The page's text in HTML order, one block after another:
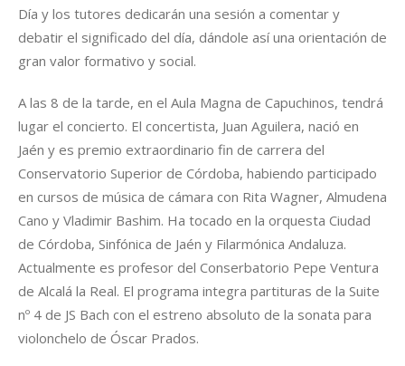
Día y los tutores dedicarán una sesión a comentar y
debatir el significado del día, dándole así una orientación de
gran valor formativo y social.
A las 8 de la tarde, en el Aula Magna de Capuchinos, tendrá
lugar el concierto. El concertista, Juan Aguilera, nació en
Jaén y es premio extraordinario fin de carrera del
Conservatorio Superior de Córdoba, habiendo participado
en cursos de música de cámara con Rita Wagner, Almudena
Cano y Vladimir Bashim. Ha tocado en la orquesta Ciudad
de Córdoba, Sinfónica de Jaén y Filarmónica Andaluza.
Actualmente es profesor del Conserbatorio Pepe Ventura
de Alcalá la Real. El programa integra partituras de la Suite
nº 4 de JS Bach con el estreno absoluto de la sonata para
violonchelo de Óscar Prados.